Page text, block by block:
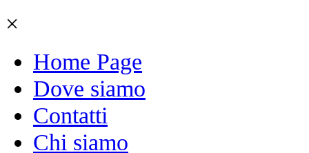
×
Home Page
Dove siamo
Contatti
Chi siamo